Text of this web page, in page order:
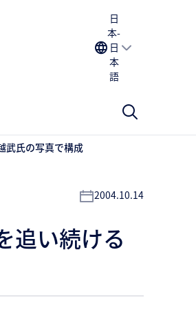
日
本-
日
本
語
武氏の写真で構成
2004.10.14
追い続ける